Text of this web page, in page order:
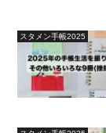
スタメン手帳2025